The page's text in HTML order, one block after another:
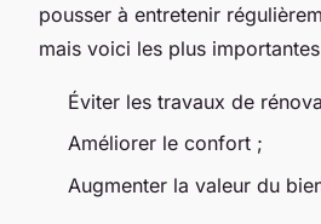
pousser à entretenir
mais voici les plus
Éviter les travaux de
Améliorer le confort ;
Augmenter la valeur du